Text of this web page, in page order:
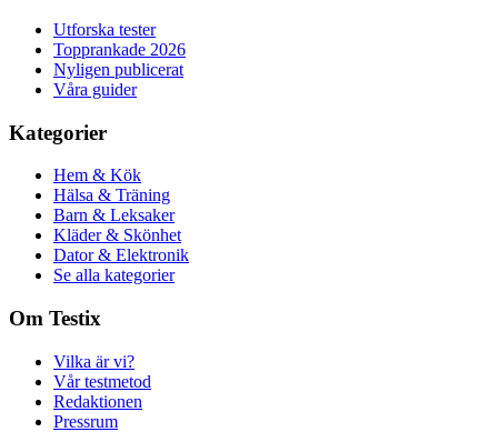
Utforska tester
Topprankade 2026
Nyligen publicerat
Våra guider
Kategorier
Hem & Kök
Hälsa & Träning
Barn & Leksaker
Kläder & Skönhet
Dator & Elektronik
Se alla kategorier
Om Testix
Vilka är vi?
Vår testmetod
Redaktionen
Pressrum